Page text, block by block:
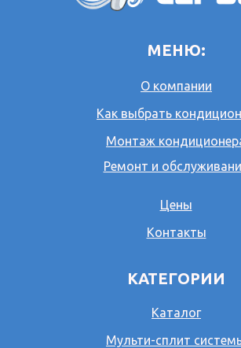
МЕНЮ:
О компании
Как выбрать
Цены
Ремонт и
Контакты
Мульти-сплит
Каталог
КАТЕГОРИИ
Монтаж